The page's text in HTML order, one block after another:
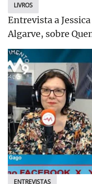
LIVROS
Entrevista a
Algarve, sobre
de linho?
ENTREVISTAS